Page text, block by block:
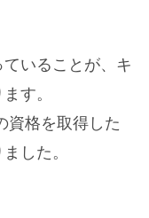
いることが、キ
す。
資格を取得した
した。